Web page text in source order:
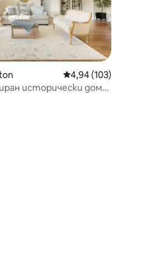
отзива
Средна оценка: 4,94
4,94 (103)
исторически дом